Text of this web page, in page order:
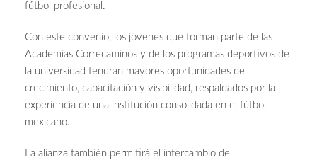
fútbol profesional.
Con este convenio, los jóvenes que forman parte de las
Academias Correcaminos y de los programas deportivos de
la universidad tendrán mayores oportunidades de
crecimiento, capacitación y visibilidad, respaldados por la
experiencia de una institución consolidada en el fútbol
mexicano.
La alianza también permitirá el intercambio de